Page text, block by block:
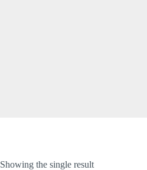
Showing the single result